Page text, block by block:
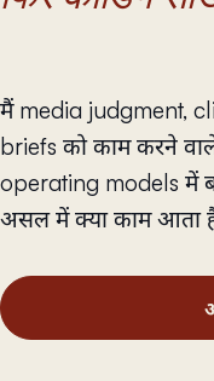
मैं media judgment,
briefs को काम करने
operating models में
असल में क्या काम आता